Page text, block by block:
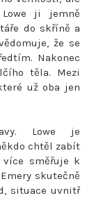
ji jemně
do skříně a
že se
Nakonec
těla. Mezi
už oba jen
Lowe je
chtěl zabít
více směřuje k
skutečně
situace uvnitř